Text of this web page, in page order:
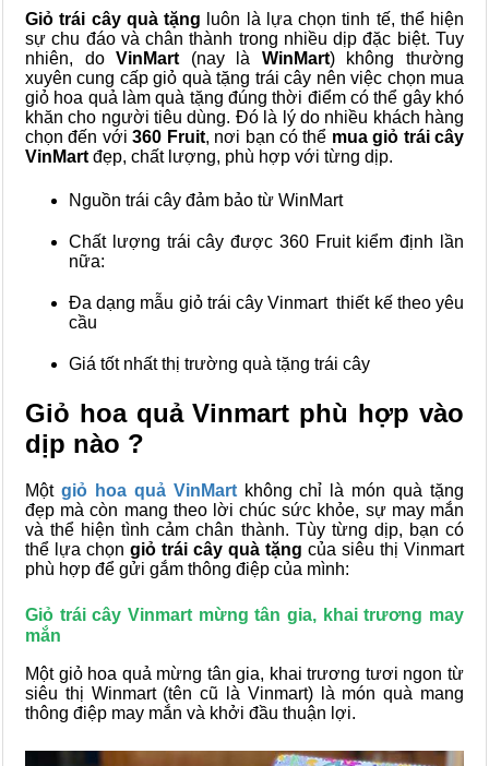
Giỏ trái cây quà tặng luôn là lựa chọn tinh tế, thể hiện
sự chu đáo và chân thành trong nhiều dịp đặc biệt. Tuy
nhiên, doVinMart (nay là WinMart) không thường
xuyên cung cấp giỏ quà tặng trái cây nên việc chọn mua
giỏ hoa quả làm quà tặng đúng thời điểm có thể gây khó
khăn cho người tiêu dùng. Đó là lý do nhiều khách hàng
chọn đến với360 Fruit, nơi bạn có thể mua giỏ trái cây
VinMart đẹp, chất lượng, phù hợp với từng dịp.
Nguồn trái cây đảm bảo từ WinMart
Chất lượng trái cây được 360 Fruit kiểm định lần
nữa:
Đa dạng mẫu giỏ trái cây Vinmart thiết kế theo yêu
cầu
Giá tốt nhất thị trường quà tặng trái cây
Giỏ hoa quả Vinmart phù hợp vào
dịp nào ?
Một giỏ hoa quả VinMartkhông chỉ là món quà tặng
đẹp mà còn mang theo lời chúc sức khỏe, sự may mắn
và thể hiện tình cảm chân thành. Tùy từng dịp, bạn có
thể lựa chọn giỏ trái cây quà tặng của siêu thị Vinmart
phù hợp để gửi gắm thông điệp của mình:
Giỏ trái cây Vinmart mừng tân gia, khai trương may
mắn
Một giỏ hoa quả mừng tân gia, khai trương tươi ngon từ
siêu thị Winmart (tên cũ là Vinmart) là món quà mang
thông điệp may mắn và khởi đầu thuận lợi.